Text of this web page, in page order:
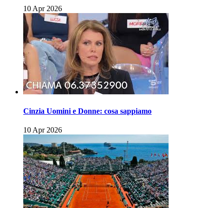
10 Apr 2026
Cinzia Uomini e Donne: cosa sappiamo
10 Apr 2026